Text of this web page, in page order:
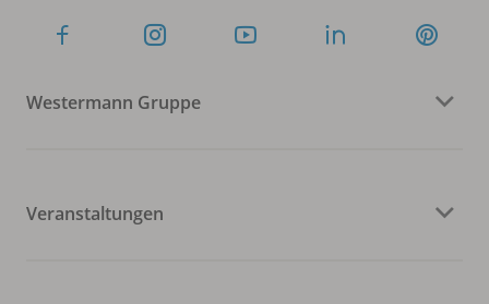
Westermann Gruppe
Veranstaltungen